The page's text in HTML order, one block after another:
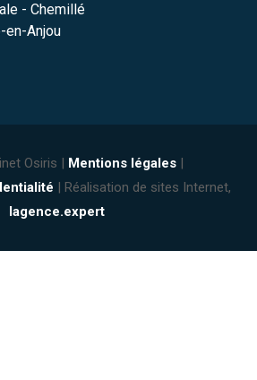
- Chemillé
en-Anjou
Osiris | Mentions légales |
| Réalisation de sites Internet,
lagence.expert